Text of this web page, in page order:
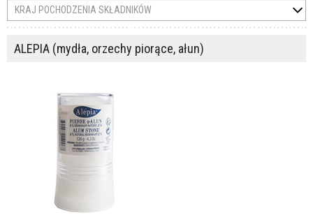
KRAJ POCHODZENIA SKŁADNIKÓW
ALEPIA (mydła, orzechy piorące, ałun)